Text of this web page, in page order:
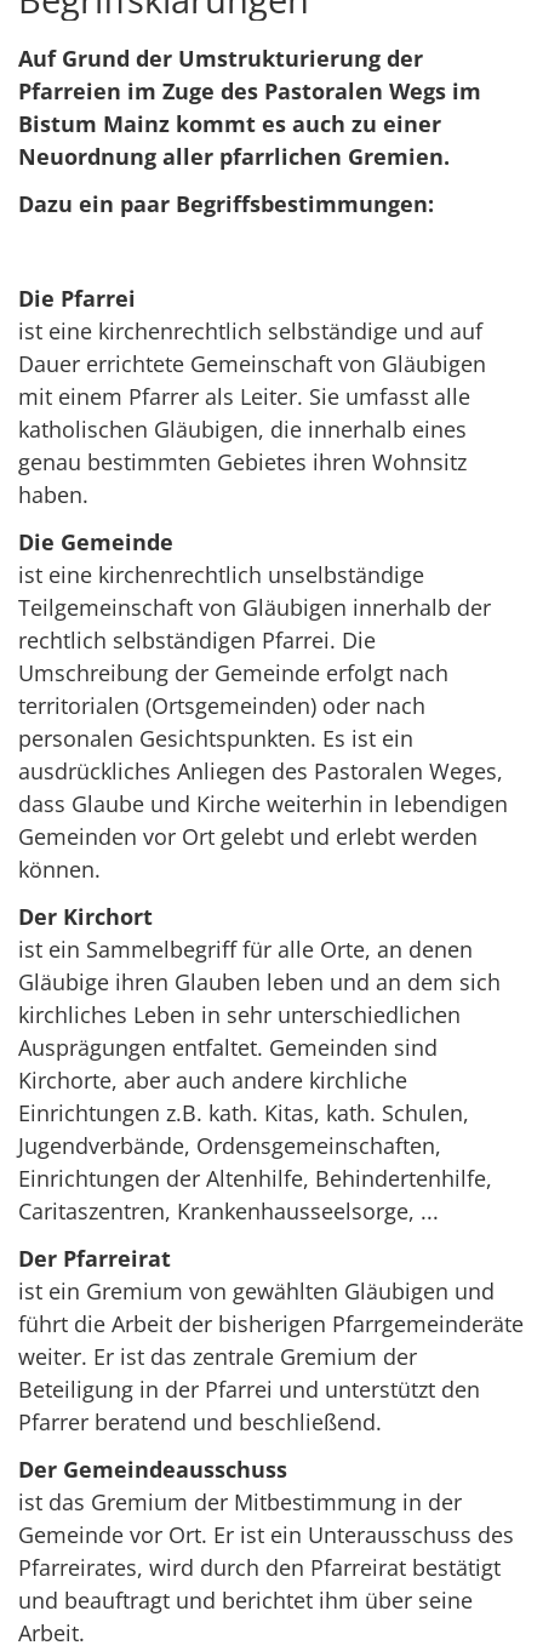
Auf Grund der Umstrukturierung der
Pfarreien im Zuge des Pastoralen Wegs im
Bistum Mainz kommt es auch zu einer
Neuordnung aller pfarrlichen Gremien.
Dazu ein paar Begriffsbestimmungen:
Die Pfarrei
ist eine kirchenrechtlich selbständige und auf
Dauer errichtete Gemeinschaft von Gläubigen
mit einem Pfarrer als Leiter. Sie umfasst alle
katholischen Gläubigen, die innerhalb eines
genau bestimmten Gebietes ihren Wohnsitz
haben.
Die Gemeinde
ist eine kirchenrechtlich unselbständige
Teilgemeinschaft von Gläubigen innerhalb der
rechtlich selbständigen Pfarrei. Die
Umschreibung der Gemeinde erfolgt nach
territorialen (Ortsgemeinden) oder nach
personalen Gesichtspunkten. Es ist ein
ausdrückliches Anliegen des Pastoralen Weges,
dass Glaube und Kirche weiterhin in lebendigen
Gemeinden vor Ort gelebt und erlebt werden
können.
Der Kirchort
ist ein Sammelbegriff für alle Orte, an denen
Gläubige ihren Glauben leben und an dem sich
kirchliches Leben in sehr unterschiedlichen
Ausprägungen entfaltet. Gemeinden sind
Kirchorte, aber auch andere kirchliche
Einrichtungen z.B. kath. Kitas, kath. Schulen,
Jugendverbände, Ordensgemeinschaften,
Einrichtungen der Altenhilfe, Behindertenhilfe,
Caritaszentren, Krankenhausseelsorge, ...
Der Pfarreirat
ist ein Gremium von gewählten Gläubigen und
führt die Arbeit der bisherigen Pfarrgemeinderäte
weiter. Er ist das zentrale Gremium der
Beteiligung in der Pfarrei und unterstützt den
Pfarrer beratend und beschließend.
Der Gemeindeausschuss
ist das Gremium der Mitbestimmung in der
Gemeinde vor Ort. Er ist ein Unterausschuss des
Pfarreirates, wird durch den Pfarreirat bestätigt
und beauftragt und berichtet ihm über seine
Arbeit.